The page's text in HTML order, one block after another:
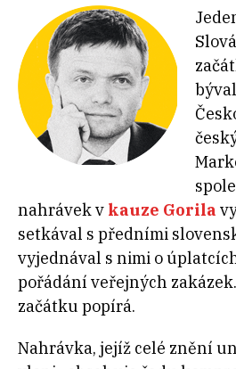
nahrávek v kauze Gorila
setkával s předními
vyjednával s nimi o
pořádání veřejných
začátku popírá.
Nahrávka, jejíž celé znění